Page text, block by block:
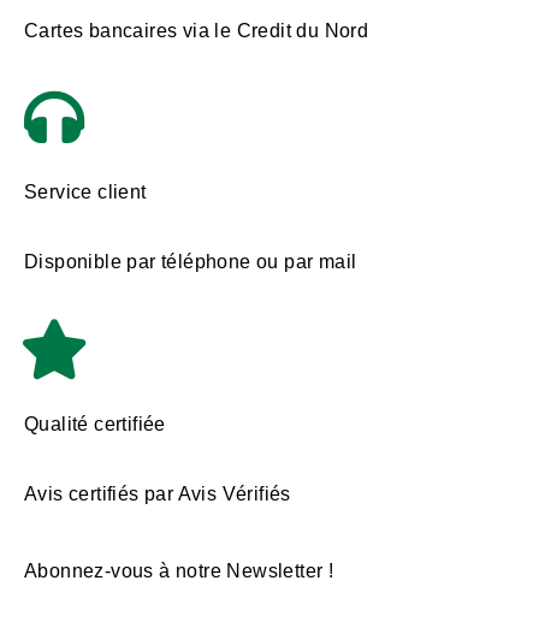
Cartes bancaires via le Credit du Nord
Service client
Disponible par téléphone ou par mail
Qualité certifiée
Avis certifiés par Avis Vérifiés
Abonnez-vous à notre Newsletter !